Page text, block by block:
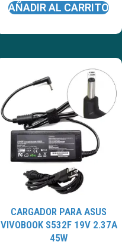
AÑADIR AL CARRITO
CARGADOR PARA ASUS
VIVOBOOK S532F 19V 2.37A
45W